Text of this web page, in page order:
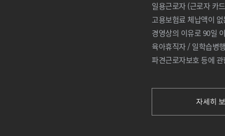
일용근로자 (근로자 카
고용보험료 체납액이
경영상의 이유로 90일
육아휴직자 / 일학습병
파견근로자보호 등에